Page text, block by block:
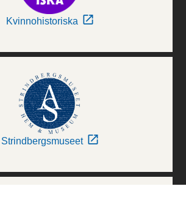
Kvinnohistoriska
Strindbergsmuseet